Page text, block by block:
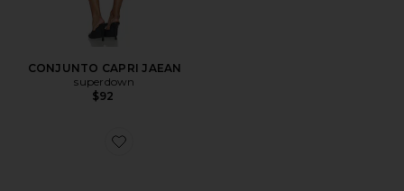
CONJUNTO CAPRI JAEAN
superdown
$92
Favorite ZAPATILLA DEPORTIVA TOKYO